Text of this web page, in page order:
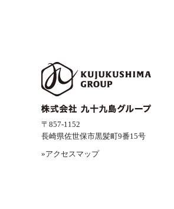
〒857-1152
長崎県佐世保市黒髪町9番15号
»アクセスマップ